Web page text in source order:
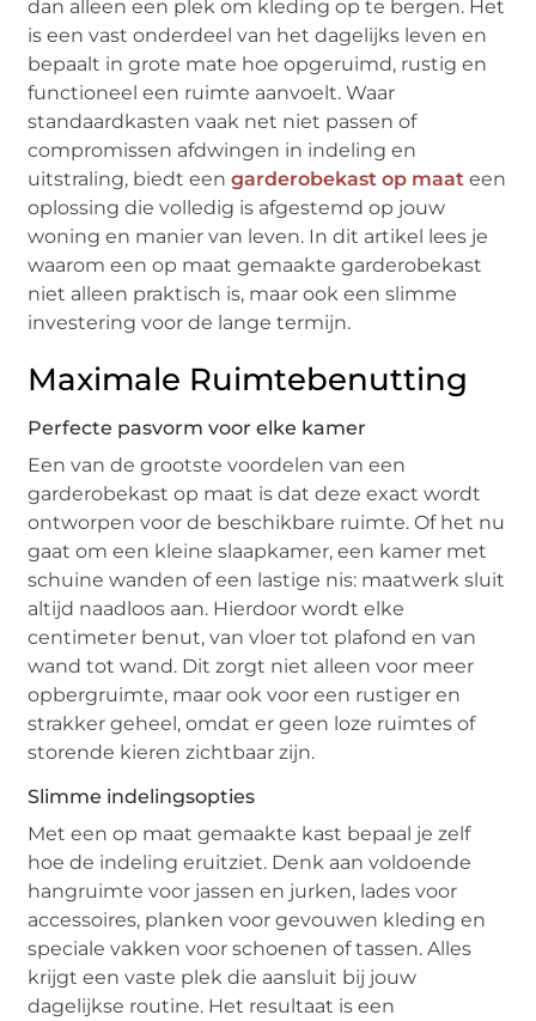
dan alleen een plek om kleding op te bergen. Het
is een vast onderdeel van het dagelijks leven en
bepaalt in grote mate hoe opgeruimd, rustig en
functioneel een ruimte aanvoelt. Waar
standaardkasten vaak net niet passen of
compromissen afdwingen in indeling en
uitstraling, biedt een garderobekast op maat een
oplossing die volledig is afgestemd op jouw
woning en manier van leven. In dit artikel lees je
waarom een op maat gemaakte garderobekast
niet alleen praktisch is, maar ook een slimme
investering voor de lange termijn.
Maximale Ruimtebenutting
Perfecte pasvorm voor elke kamer
Een van de grootste voordelen van een
garderobekast op maat is dat deze exact wordt
ontworpen voor de beschikbare ruimte. Of het nu
gaat om een kleine slaapkamer, een kamer met
schuine wanden of een lastige nis: maatwerk sluit
altijd naadloos aan. Hierdoor wordt elke
centimeter benut, van vloer tot plafond en van
wand tot wand. Dit zorgt niet alleen voor meer
opbergruimte, maar ook voor een rustiger en
strakker geheel, omdat er geen loze ruimtes of
storende kieren zichtbaar zijn.
Slimme indelingsopties
Met een op maat gemaakte kast bepaal je zelf
hoe de indeling eruitziet. Denk aan voldoende
hangruimte voor jassen en jurken, lades voor
accessoires, planken voor gevouwen kleding en
speciale vakken voor schoenen of tassen. Alles
krijgt een vaste plek die aansluit bij jouw
dagelijkse routine. Het resultaat is een